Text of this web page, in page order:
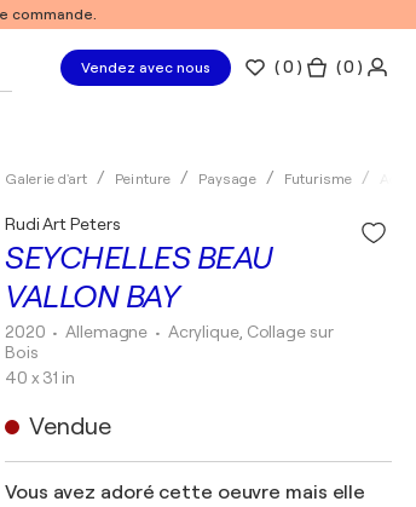
commande.
Vendez avec nous (0 ) ( 0 )
Galerie d'art Peinture Paysage Futurisme
SEYCHELLES BEAU
VALLON BAY
Rudi Art Peters
2020 • Allemagne • Acrylique, Collage sur
Bois
40 x 31 in
Vendue
Vous avez adoré cette oeuvre mais elle